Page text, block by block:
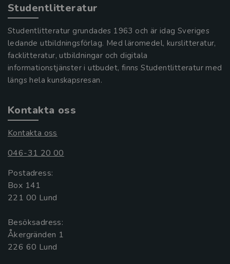
Studentlitteratur
Studentlitteratur grundades 1963 och är idag Sveriges
ledande utbildningsförlag. Med läromedel, kurslitteratur,
facklitteratur, utbildningar och digitala
informationstjänster i utbudet, finns Studentlitteratur med
längs hela kunskapsresan.
Kontakta oss
Kontakta oss
046-31 20 00
Postadress:
Box 141
221 00 Lund
Besöksadress:
Åkergränden 1